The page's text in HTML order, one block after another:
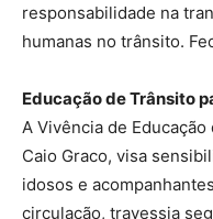
responsabilidade na
humanas no trânsito.
Educação de Trânsito
A Vivência de
Caio Graco, visa
idosos e
circulação, travessia